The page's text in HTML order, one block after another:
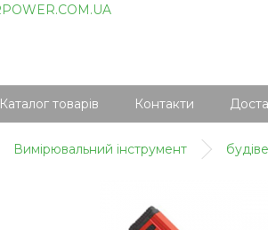
Каталог товарів Контакти
Вимірювальний інструмент